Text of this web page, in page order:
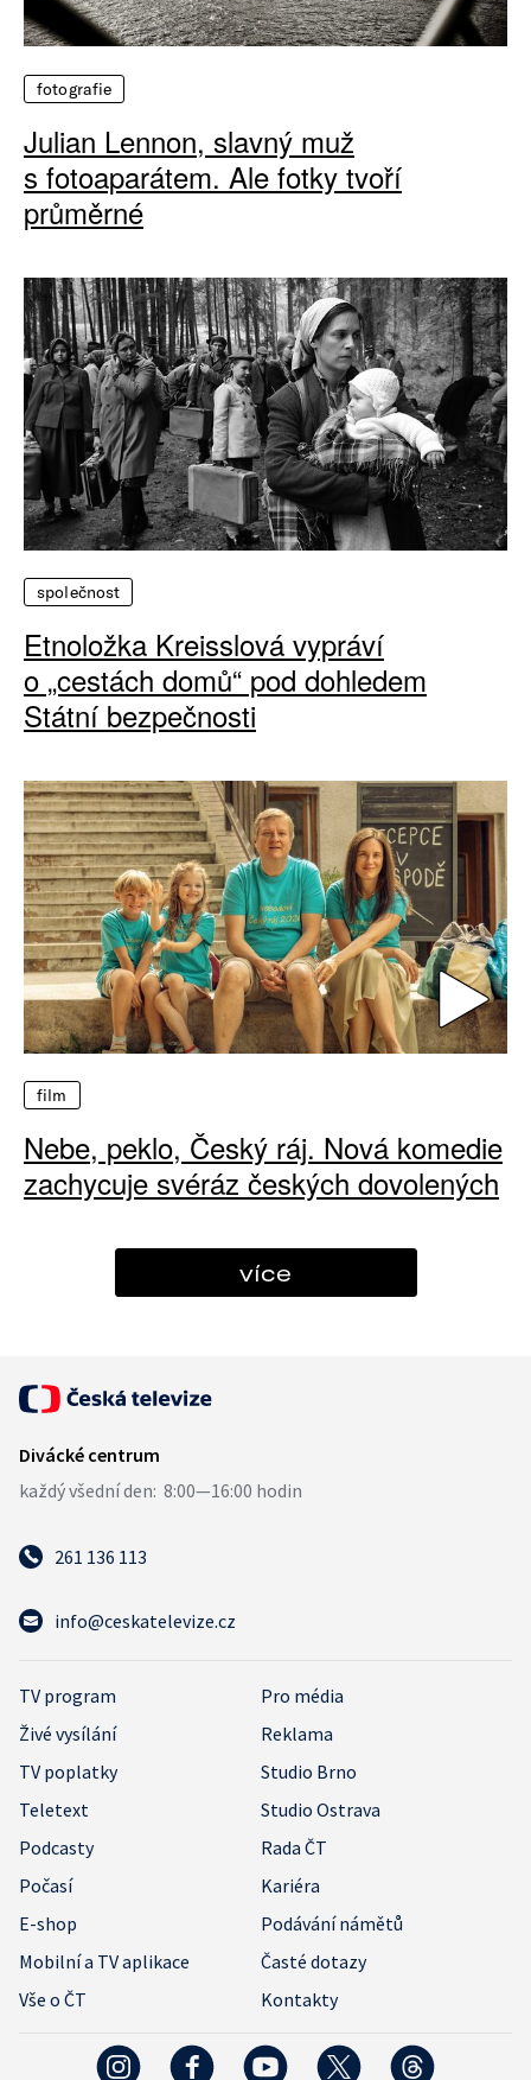
fotografie
Julian Lennon, slavný muž
s fotoaparátem. Ale fotky tvoří
průměrné
společnost
Etnoložka Kreisslová vypráví
o „cestách domů“ pod dohledem
Státní bezpečnosti
film
Nebe, peklo, Český ráj. Nová komedie
zachycuje svéráz českých dovolených
více
261 136 113
info@ceskatelevize.cz
TV program
Pro média
Živé vysílání
Reklama
TV poplatky
Studio Brno
Teletext
Studio Ostrava
Podcasty
Rada ČT
Počasí
Kariéra
E-shop
Podávání námětů
Mobilní a TV aplikace
Časté dotazy
Vše o ČT
Kontakty